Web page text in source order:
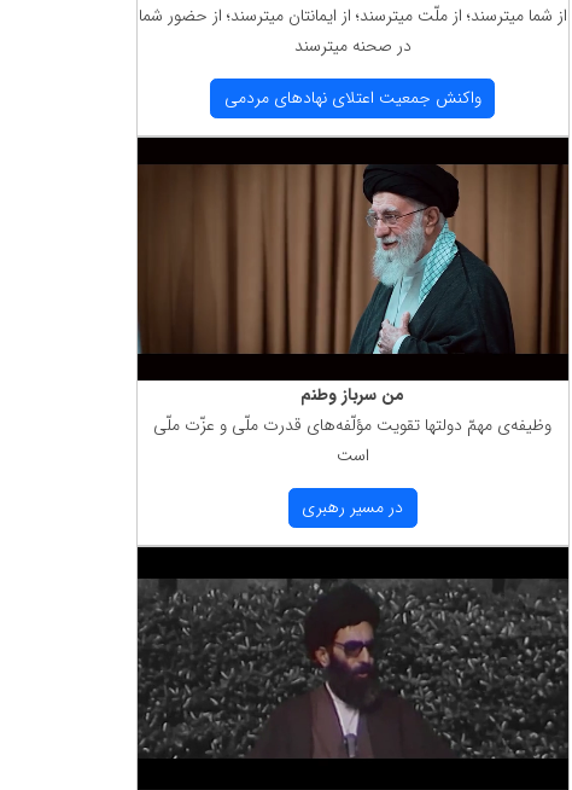
از شما میترسند؛ از ملّت میترسند؛ از ایمانتان میترسند؛ از حضور شما
در صحنه میترسند
واكنش جمعیت اعتلای نهادهای مردمی
من سرباز وطنم
وظیفه‌ی مهمّ دولتها تقویت مؤلّفه‌های قدرت ملّی و عزّت ملّی
است
در مسیر رهبری